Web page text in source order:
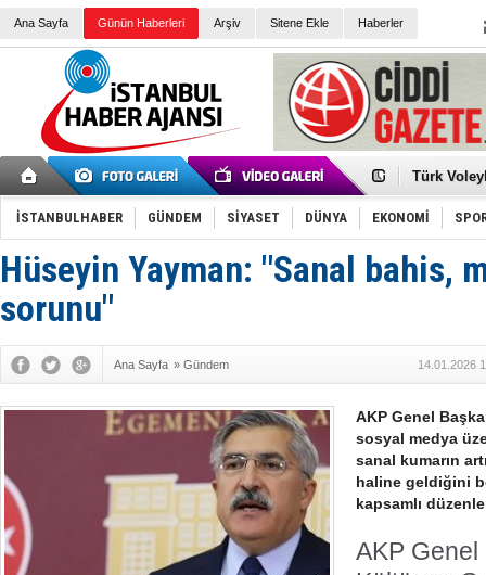
Ana Sayfa Günün Haberleri Arşiv Sitene Ekle Haberler
Elena
Türk
Töreninde
İkinci El
Guguk
Sneaker
Erkek
Tommy
Ceza
Erdoğan:
İtalyan
İSTANBULHABER GÜNDEM SİYASET DÜNYA EKONOMİ
Hüseyin Yayman: "Sanal bahis,
sorunu"
Ana Sayfa » Gündem 14.01.2026
AKP Genel
sosyal medya
sanal kumarın
haline geldiğini
kapsamlı
AKP Genel